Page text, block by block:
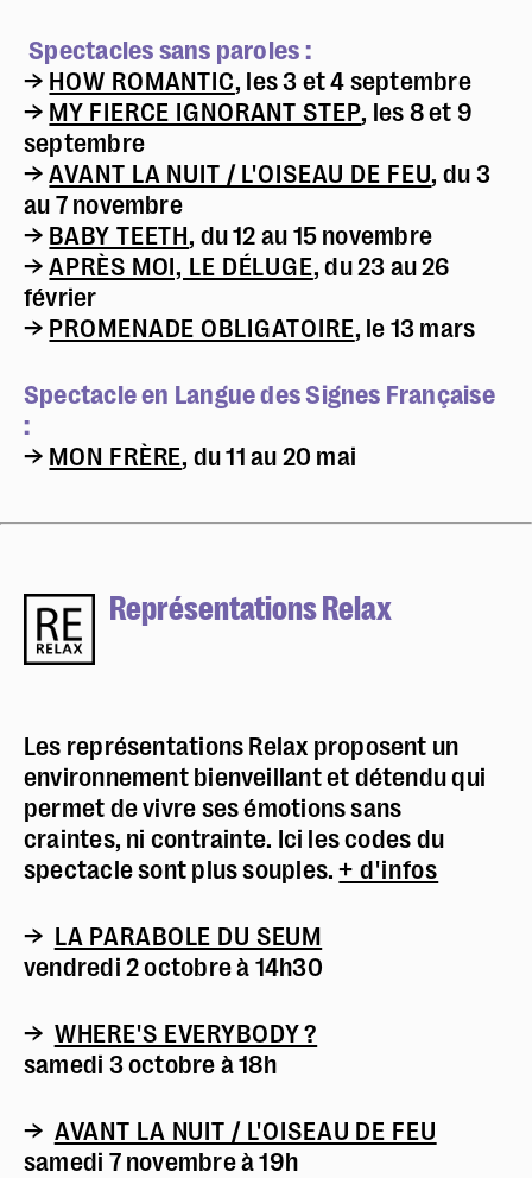
Spectacles sans paroles :
→ HOW ROMANTIC, les 3 et 4 septembre
→ MY FIERCE IGNORANT STEP, les 8 et 9
septembre
→AVANT LA NUIT / L'OISEAU DE FEU, du 3
au 7 novembre
→ BABY TEETH, du 12 au 15 novembre
→APRÈS MOI, LE DÉLUGE, du 23 au 26
février
→ PROMENADE OBLIGATOIRE, le 13 mars
Spectacle en Langue des Signes Française
:
→ MON FRÈRE, du 11 au 20 mai
Représentations Relax
Les représentations Relax proposent un
environnement bienveillant et détendu qui
permet de vivre ses émotions sans
craintes, ni contrainte. Ici les codes du
spectacle sont plus souples.+ d'infos
→ LA PARABOLE DU SEUM
vendredi 2 octobre à 14h30
→ WHERE'S EVERYBODY ?
samedi 3 octobre à 18h
→ AVANT LA NUIT / L'OISEAU DE FEU
samedi 7 novembre à 19h